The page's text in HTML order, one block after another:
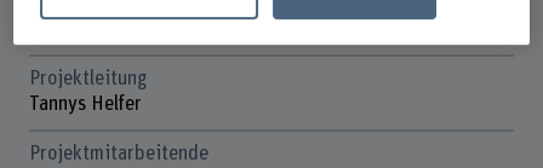
Projektleitung
Tannys Helfer
Projektmitarbeitende